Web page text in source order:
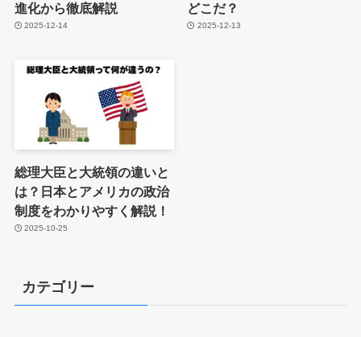
進化から徹底解説
2025-12-14
どこだ？
2025-12-13
総理大臣と大統領の違いと
は？日本とアメリカの政治
制度をわかりやすく解説！
2025-10-25
カテゴリー